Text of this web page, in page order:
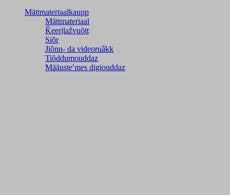
Mättmateriaalkaupp
Mättmateriaal
Ǩeerjlažvuõtt
Siõr
Jiõnn- da videoruâkk
Tiõddumouddaz
Määusteʹmes digiouddaz